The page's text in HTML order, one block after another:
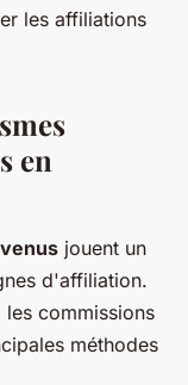
les affiliations
en
jouent un
d'affiliation.
les commissions
méthodes